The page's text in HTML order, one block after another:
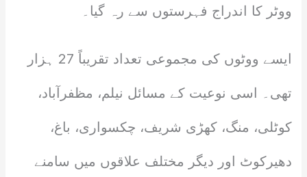
ووٹر کا اندراج فہرستوں سے رہ گیا۔
ایسے ووٹوں کی مجموعی تعداد تقریباً 27 ہزار
تھی۔ اسی نوعیت کے مسائل نیلم، مظفرآباد،
کوٹلی، منگ، کھڑی شریف، چکسواری، باغ،
دھیرکوٹ اور دیگر مختلف علاقوں میں سامنے